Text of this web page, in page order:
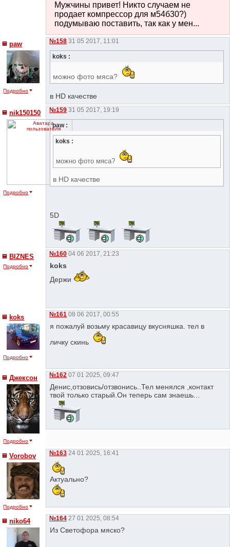
Мужчины привет! Никто случаем не
продает компрессор для м54б30?)
подумываю поставить, так как у мен...
paw
Подробно
№158 31 05 2017, 11:01
koks :
можно фото мяса?
в HD качестве
nik150150
Подробно
№159 31 05 2017, 19:19
paw :
koks :
можно фото мяса?
в HD качестве
5D
BIZNES
Подробно
№160 04 06 2017, 21:23
koks
Держи
koks
Подробно
№161 08 06 2017, 00:55
я пожалуй возьму красавицу вкусняшка. тел в
личку скинь
Джексон
Подробно
№162 07 01 2025, 09:47
Денис,отзовись/отзвонись..Тел менялся ,контакт
твой только старый.Он теперь сам знаешь...
Vorobov
Подробно
№163 24 01 2025, 16:41
Актуально?
niko64 №164 27 01 2025, 08:54
Из Светофора мяско?